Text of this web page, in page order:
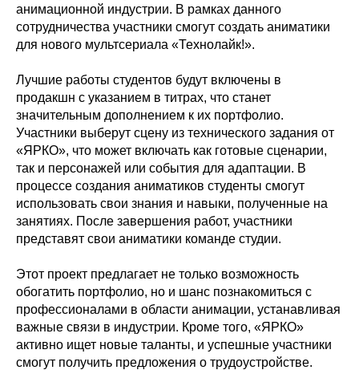
анимационной индустрии. В рамках данного
сотрудничества участники смогут создать аниматики
для нового мультсериала «Технолайк!».
Лучшие работы студентов будут включены в
продакшн с указанием в титрах, что станет
значительным дополнением к их портфолио.
Участники выберут сцену из технического задания от
«ЯРКО», что может включать как готовые сценарии,
так и персонажей или события для адаптации. В
процессе создания аниматиков студенты смогут
использовать свои знания и навыки, полученные на
занятиях. После завершения работ, участники
представят свои аниматики команде студии.
Этот проект предлагает не только возможность
обогатить портфолио, но и шанс познакомиться с
профессионалами в области анимации, устанавливая
важные связи в индустрии. Кроме того, «ЯРКО»
активно ищет новые таланты, и успешные участники
смогут получить предложения о трудоустройстве.